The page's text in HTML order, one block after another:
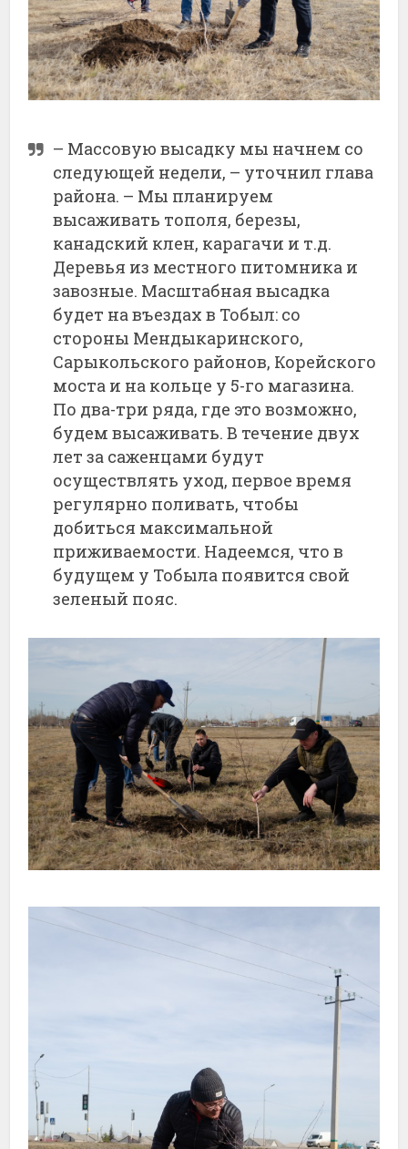
– Массовую высадку мы начнем со
следующей недели, – уточнил глава
района. – Мы планируем
высаживать тополя, березы,
канадский клен, карагачи и т.д.
Деревья из местного питомника и
завозные. Масштабная высадка
будет на въездах в Тобыл: со
стороны Мендыкаринского,
Сарыкольского районов, Корейского
моста и на кольце у 5-го магазина.
По два-три ряда, где это возможно,
будем высаживать. В течение двух
лет за саженцами будут
осуществлять уход, первое время
регулярно поливать, чтобы
добиться максимальной
приживаемости. Надеемся, что в
будущем у Тобыла появится свой
зеленый пояс.